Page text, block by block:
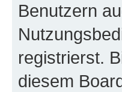
Benutzern
registrierst.
diesem